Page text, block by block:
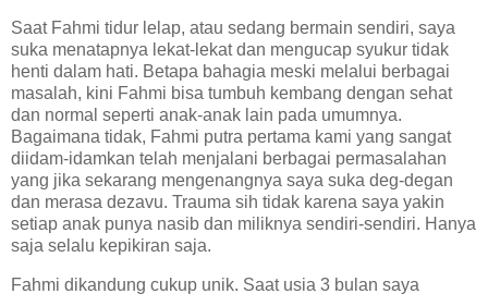
Saat Fahmi tidur lelap, atau sedang bermain sendiri, saya
suka menatapnya lekat-lekat dan mengucap syukur tidak
henti dalam hati. Betapa bahagia meski melalui berbagai
masalah, kini Fahmi bisa tumbuh kembang dengan sehat
dan normal seperti anak-anak lain pada umumnya.
Bagaimana tidak, Fahmi putra pertama kami yang sangat
diidam-idamkan telah menjalani berbagai permasalahan
yang jika sekarang mengenangnya saya suka deg-degan
dan merasa dezavu. Trauma sih tidak karena saya yakin
setiap anak punya nasib dan miliknya sendiri-sendiri. Hanya
saja selalu kepikiran saja.
Fahmi dikandung cukup unik. Saat usia 3 bulan saya